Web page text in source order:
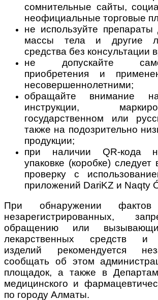
сомнительные сайты,
неофициальные торговые
не используйте
массы тела и другие
средства без консультации
не допускайте
приобретения и
несовершеннолетними;
обращайте внимание на
инструкции,
государственном или
также на подозрительно
продукции;
при наличии QR-кода
упаковке (коробке) следует
проверку с
приложений DariKZ и Naqty
При обнаружении фактов
незарегистрированных,
обращению или
лекарственных средств и
изделий рекомендуется
сообщать об этом
площадок, а также в
медицинского и
по городу Алматы.